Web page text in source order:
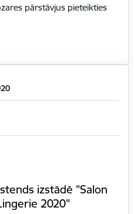
pārstāvjus pieteikties
izstādē "Salon
2020"